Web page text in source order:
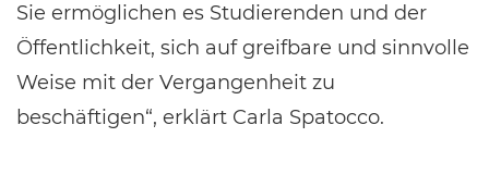
Sie ermöglichen es Studierenden und der
Öffentlichkeit, sich auf greifbare und sinnvolle
Weise mit der Vergangenheit zu
beschäftigen“, erklärt Carla Spatocco.